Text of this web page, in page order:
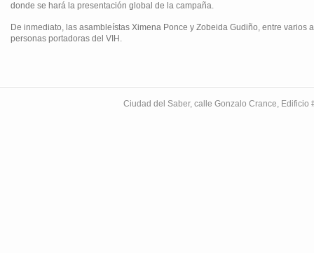
donde se hará la presentación global de la campaña.
De inmediato, las asambleístas Ximena Ponce y Zobeida Gudiño, entre
personas portadoras del VIH.
Ciudad del Saber, calle Gonzalo Crance,